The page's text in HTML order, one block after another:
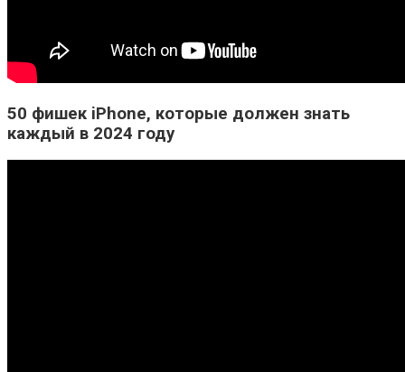
50 фишек iPhone, которые должен знать
каждый в 2024 году